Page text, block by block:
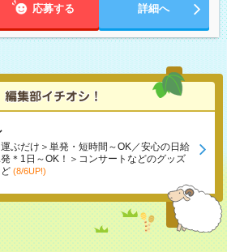
応募する 詳細へ
ぶだけ＞単発・短時間～OK／安心の日給
＊1日～OK！＞コンサートなどのグッズ
(8/6UP!)